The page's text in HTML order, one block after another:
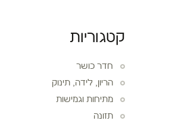
קטגוריות
חדר כושר
הריון, לידה, תינוק
מתיחות וגמישות
תזונה